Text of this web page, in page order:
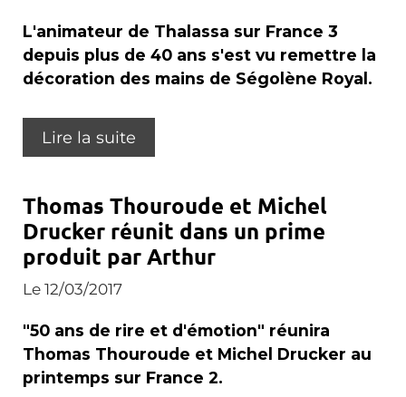
L'animateur de Thalassa sur France 3
depuis plus de 40 ans s'est vu remettre la
décoration des mains de Ségolène Royal.
Lire la suite
Thomas Thouroude et Michel
Drucker réunit dans un prime
produit par Arthur
Le 12/03/2017
"50 ans de rire et d'émotion" réunira
Thomas Thouroude et Michel Drucker au
printemps sur France 2.